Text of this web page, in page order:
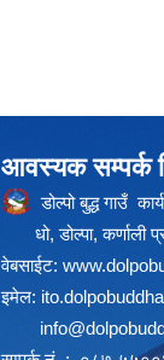
आवस्यक सम्पर्क
डोल्पो बुद्ध गाउँ
धो, डोल्पा, कर्णाली
वेबसाईट:
इमेल: